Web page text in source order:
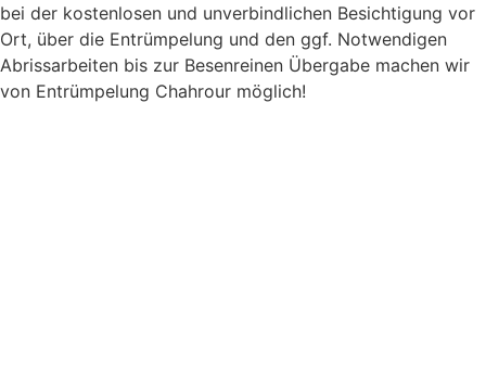
bei der kostenlosen und unverbindlichen Besichtigung vor
Ort, über die Entrümpelung und den ggf. Notwendigen
Abrissarbeiten bis zur Besenreinen Übergabe machen wir
von Entrümpelung Chahrour möglich!